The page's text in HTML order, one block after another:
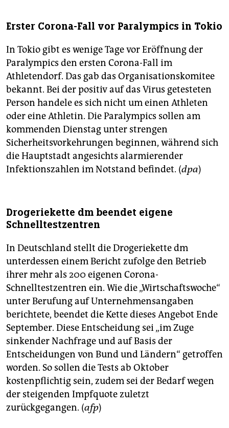
Erster Corona-Fall vor Paralympics in Tokio
In Tokio gibt es wenige Tage vor Eröffnung der
Paralympics den ersten Corona-Fall im
Athletendorf. Das gab das Organisationskomitee
bekannt. Bei der positiv auf das Virus getesteten
Person handele es sich nicht um einen Athleten
oder eine Athletin. Die Paralympics sollen am
kommenden Dienstag unter strengen
Sicherheitsvorkehrungen beginnen, während sich
die Hauptstadt angesichts alarmierender
Infektionszahlen im Notstand befindet. (dpa)
Drogeriekette dm beendet eigene
Schnelltestzentren
In Deutschland stellt die Drogeriekette dm
unterdessen einem Bericht zufolge den Betrieb
ihrer mehr als 200 eigenen Corona-
Schnelltestzentren ein. Wie die „Wirtschaftswoche“
unter Berufung auf Unternehmensangaben
berichtete, beendet die Kette dieses Angebot Ende
September. Diese Entscheidung sei „im Zuge
sinkender Nachfrage und auf Basis der
Entscheidungen von Bund und Ländern“ getroffen
worden. So sollen die Tests ab Oktober
kostenpflichtig sein, zudem sei der Bedarf wegen
der steigenden Impfquote zuletzt
zurückgegangen. (afp)